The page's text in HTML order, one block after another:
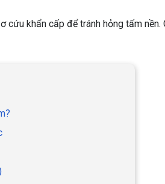
khẩn cấp để tránh hỏng tấm nền.